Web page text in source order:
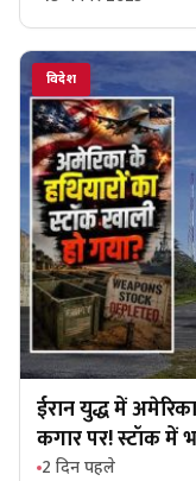
विदेश
ईरान युद्ध में
कगार पर! स्टॉक में
2 दिन पहले